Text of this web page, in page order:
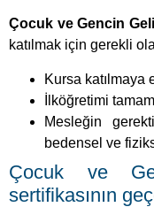
Çocuk ve Gencin
katılmak için gerekli
Kursa katılmaya
İlköğretimi
Mesleğin
bedensel ve
Çocuk ve
sertifikasının